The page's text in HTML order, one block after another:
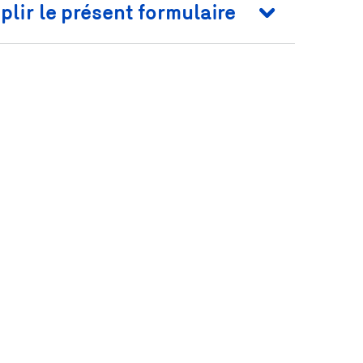
le présent formulaire
à votre demande.
prestataire de services d’hébergement.
gouvernementaux de ces pays (comme peuvent
lois locales.